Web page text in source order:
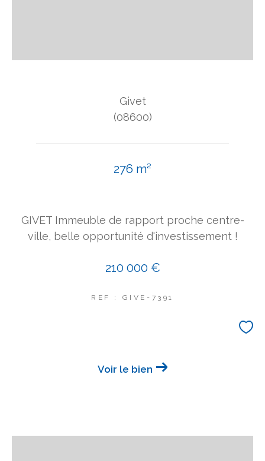
Givet
(08600)
276 m²
GIVET Immeuble de rapport proche centre-
ville, belle opportunité d'investissement !
210 000 €
REF : GIVE-7391
Voir le bien